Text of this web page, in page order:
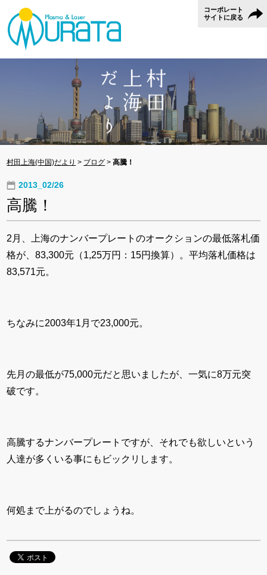
コーポレート
サイトに戻る
村田上海(中国)だより > ブログ >高騰！
2013_02/26
高騰！
2月、上海のナンバープレートのオークションの最低落札価
格が、83,300元（1,25万円：15円換算）。平均落札価格は
83,571元。
ちなみに2003年1月で23,000元。
先月の最低が75,000元だと思いましたが、一気に8万元突
破です。
高騰するナンバープレートですが、それでも欲しいという
人達が多くいる事にもビックリします。
何処まで上がるのでしょうね。